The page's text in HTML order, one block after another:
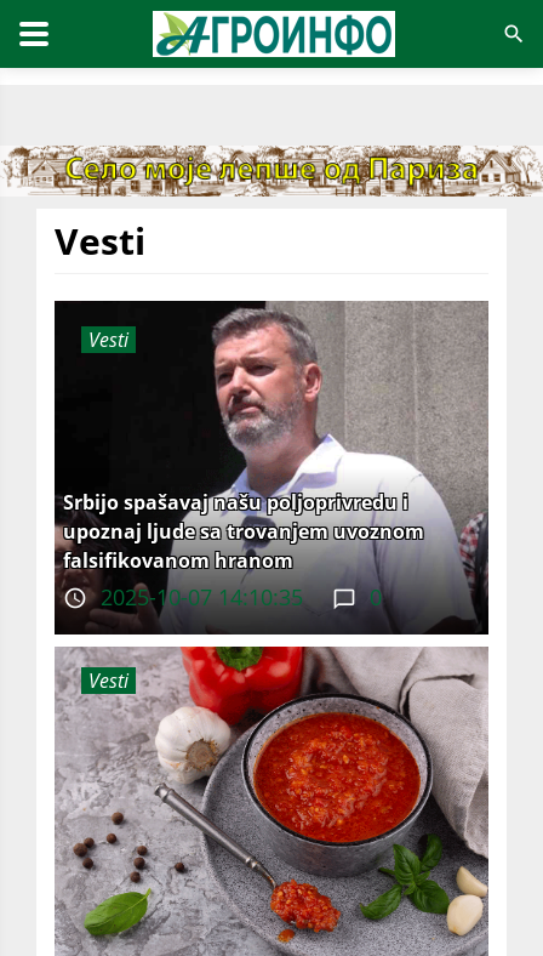
Vesti
Vesti
Srbijo spašavaj našu poljoprivredu i
upoznaj ljude sa trovanjem uvoznom
falsifikovanom hranom
2025-10-07 14:10:35 0
Vesti